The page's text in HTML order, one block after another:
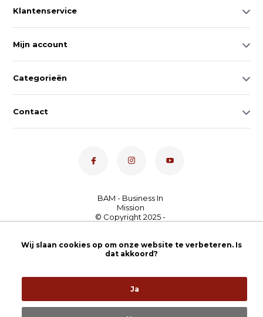
Klantenservice
Mijn account
Categorieën
Contact
Nederland4,7- bekijk
onze 100+ reviews
Wij slaan cookies op om onze website te verbeteren. Is
dat akkoord?
Ja